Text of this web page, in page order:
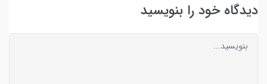
دیدگاه خود را بنویسید